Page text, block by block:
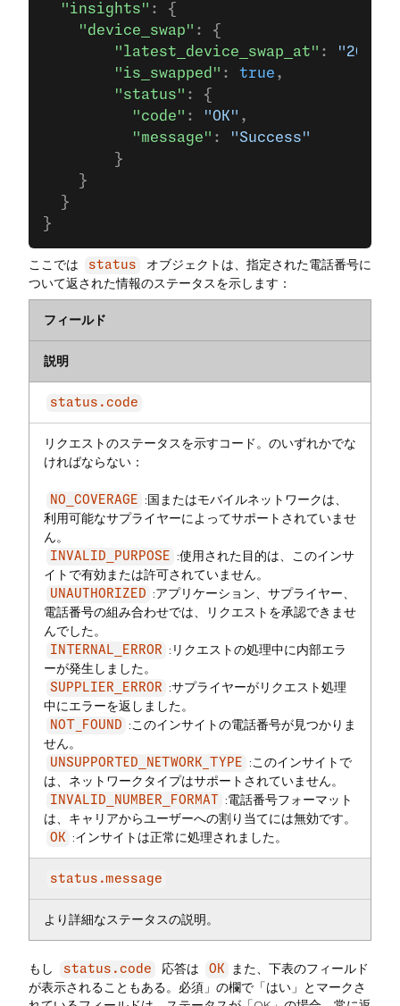
  "insights"
: {
    "device_swap"
: {
        "latest_device_swap_at"
:
"2024-
        "is_swapped"
: true ,
        "status"
: {
          "code"
: "OK" ,
          "message"
:
"Success"
        }
    }
  }
}
ここでは status
オブジェクトは、指定された電話番号に
ついて返された情報のステータスを示します：
フィールド
説明
status.code
リクエストのステータスを示すコード。のいずれかでな
ければならない：
NO_COVERAGE :国またはモバイルネットワークは、
利用可能なサプライヤーによってサポートされていませ
ん。
INVALID_PURPOSE :使用された目的は、このインサ
イトで有効または許可されていません。
UNAUTHORIZED :アプリケーション、サプライヤー、
電話番号の組み合わせでは、リクエストを承認できませ
んでした。
INTERNAL_ERROR :リクエストの処理中に内部エラ
ーが発生しました。
SUPPLIER_ERROR :サプライヤーがリクエスト処理
中にエラーを返しました。
NOT_FOUND :このインサイトの電話番号が見つかりま
せん。
UNSUPPORTED_NETWORK_TYPE :このインサイトで
は、ネットワークタイプはサポートされていません。
INVALID_NUMBER_FORMAT
:電話番号フォーマット
は、キャリアからユーザーへの割り当てには無効です。
OK :インサイトは正常に処理されました。
status.message
より詳細なステータスの説明。
もし status.code 応答は OK
また、下表のフィールド
が表示されることもある。必須」の欄で「はい」とマークさ